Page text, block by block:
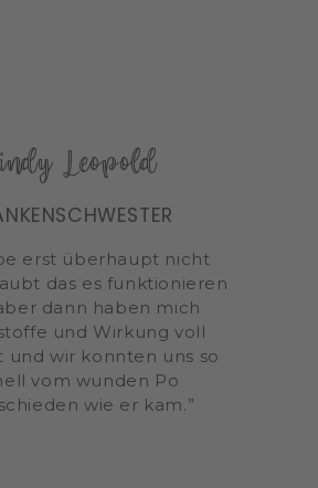
Leopold
erst überhaupt nicht
das es funktionieren
dann haben mich
und Wirkung voll
und wir konnten uns so
vom wunden Po
wie er kam.”